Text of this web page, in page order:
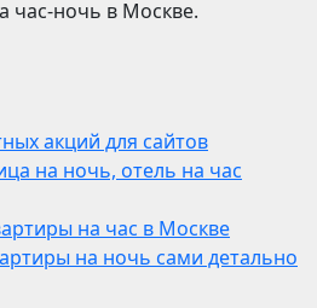
час-ночь в Москве.
акций для сайтов
на ночь, отель на час
на час в Москве
на ночь сами детально